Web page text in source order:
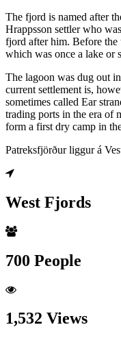
The fjord is named after
Hrappsson settler who
fjord after him. Before
which was once a lake or
The lagoon was dug out
current settlement is,
sometimes called Ear
trading ports in the era of
form a first dry camp in
Patreksfjörður liggur á
West Fjords
700 People
1,532 Views